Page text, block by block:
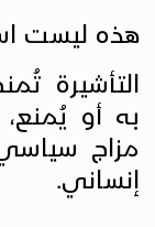
هذه ليست
التأشيرة
به أو
مزاج
إنساني.